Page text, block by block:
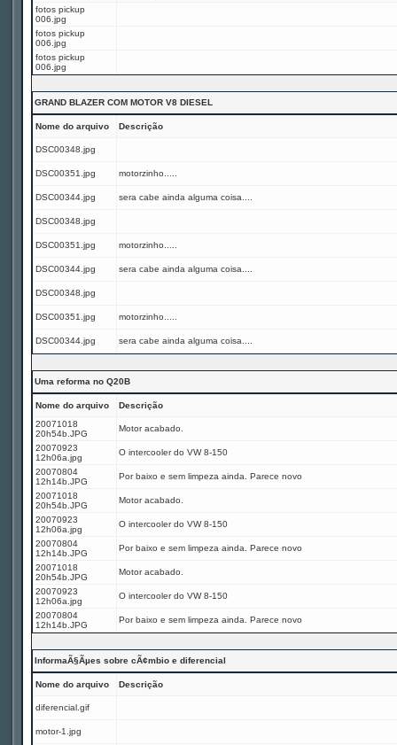
fotos pickup
006.jpg
fotos pickup
006.jpg
fotos pickup
006.jpg
GRAND BLAZER COM MOTOR V8 DIESEL
Nome do arquivo Descrição
DSC00348.jpg
DSC00351.jpg motorzinho.....
DSC00344.jpg sera cabe ainda alguma coisa....
DSC00348.jpg
DSC00351.jpg motorzinho.....
DSC00344.jpg sera cabe ainda alguma coisa....
DSC00348.jpg
DSC00351.jpg motorzinho.....
DSC00344.jpg sera cabe ainda alguma coisa....
Uma reforma no Q20B
Nome do arquivo
Descrição
20071018
20h54b.JPG
Motor acabado.
20070923
12h06a.jpg
O intercooler do VW 8-150
20070804
12h14b.JPG
Por baixo e sem limpeza ainda. Parece novo
20071018
20h54b.JPG
Motor acabado.
20070923
12h06a.jpg
O intercooler do VW 8-150
20070804
12h14b.JPG
Por baixo e sem limpeza ainda. Parece novo
20071018
20h54b.JPG
Motor acabado.
20070923
12h06a.jpg
O intercooler do VW 8-150
20070804
12h14b.JPG
Por baixo e sem limpeza ainda. Parece novo
InformaÃ§Ãµes sobre cÃ¢mbio e diferencial
Nome do arquivo Descrição
diferencial.gif
motor-1.jpg